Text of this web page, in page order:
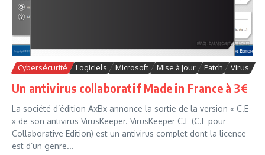
Cybersécurité Logiciels Microsoft Mise à jour Patch Virus
Un antivirus collaboratif Made in France à 3€
La société d’édition AxBx annonce la sortie de la version « C.E
» de son antivirus VirusKeeper. VirusKeeper C.E (C.E pour
Collaborative Edition) est un antivirus complet dont la licence
est d’un genre...